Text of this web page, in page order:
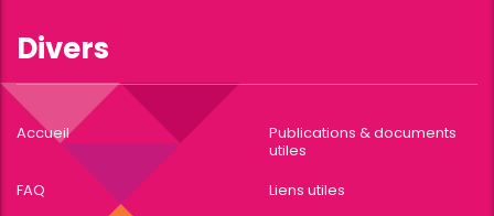
Divers
Accueil
Publications & documents
utiles
FAQ
Liens utiles